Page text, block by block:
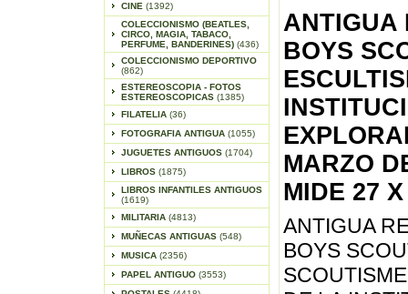
CINE (1392)
COLECCIONISMO (BEATLES,
CIRCO, MAGIA, TABACO,
PERFUME, BANDERINES) (436)
COLECCIONISMO DEPORTIVO
(862)
ESTEREOSCOPIA - FOTOS
ESTEREOSCOPICAS (1385)
FILATELIA (36)
FOTOGRAFIA ANTIGUA (1055)
JUGUETES ANTIGUOS (1704)
LIBROS (1875)
LIBROS INFANTILES ANTIGUOS
(1619)
MILITARIA (4813)
MUÑECAS ANTIGUAS (548)
MUSICA (2356)
PAPEL ANTIGUO (3553)
ANTIGUA
BOYS
MARZO
MIDE 27
ANTIGUA
BOYS